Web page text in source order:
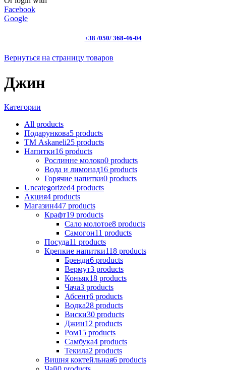
Facebook
Google
+38 /050/ 368-46-04
Вернуться на страницу товаров
Джин
Категории
All products
Подарункова5 products
ТМ Askaneli25 products
Напитки16 products
Рослинне молоко0 products
Вода и лимонад16 products
Горячие напитки0 products
Uncategorized4 products
Акция4 products
Магазин447 products
Крафт19 products
Сало молотое8 products
Самогон11 products
Посуда11 products
Крепкие напитки118 products
Бренди6 products
Вермут3 products
Коньяк18 products
Чача3 products
Абсент6 products
Водка28 products
Виски30 products
Джин12 products
Ром15 products
Самбука4 products
Текила2 products
Вишня коктейльная6 products